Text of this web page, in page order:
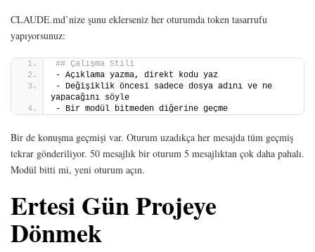
CLAUDE.md’nize şunu eklerseniz her oturumda token tasarrufu
yapıyorsunuz:
## Çalışma Stili
- Açıklama yazma, direkt kodu yaz
- Değişiklik öncesi sadece dosya adını ve ne
yapacağını söyle
- Bir modül bitmeden diğerine geçme
Bir de konuşma geçmişi var. Oturum uzadıkça her mesajda tüm geçmiş
tekrar gönderiliyor. 50 mesajlık bir oturum 5 mesajlıktan çok daha pahalı.
Modül bitti mi, yeni oturum açın.
Ertesi Gün Projeye
Dönmek